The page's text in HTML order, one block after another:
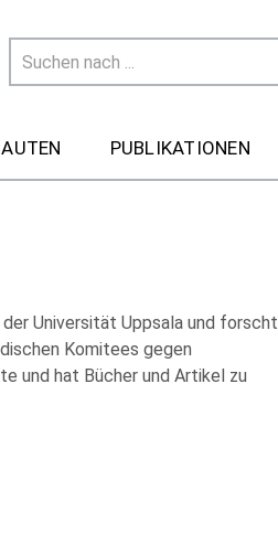
PUBLIKATIONEN
Universität Uppsala und forscht
Komitees gegen
und hat Bücher und Artikel zu